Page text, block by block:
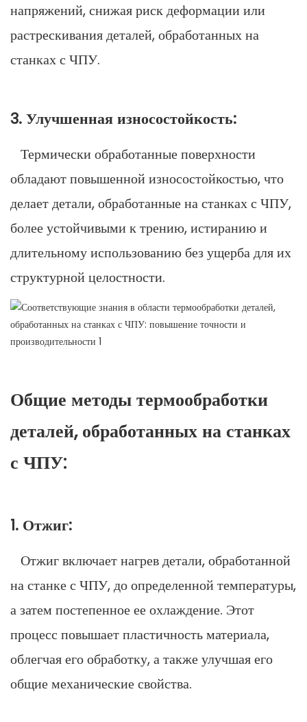
напряжений, снижая риск деформации или
растрескивания деталей, обработанных на
станках с ЧПУ.
3. Улучшенная износостойкость:
Термически обработанные поверхности
обладают повышенной износостойкостью, что
делает детали, обработанные на станках с ЧПУ,
более устойчивыми к трению, истиранию и
длительному использованию без ущерба для их
структурной целостности.
Общие методы термообработки
деталей, обработанных на станках
с ЧПУ:
1. Отжиг:
Отжиг включает нагрев детали, обработанной
на станке с ЧПУ, до определенной температуры,
а затем постепенное ее охлаждение. Этот
процесс повышает пластичность материала,
облегчая его обработку, а также улучшая его
общие механические свойства.